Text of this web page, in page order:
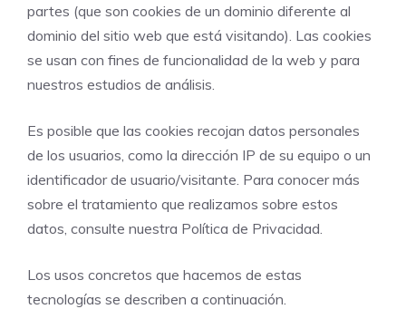
partes (que son cookies de un dominio diferente al
dominio del sitio web que está visitando). Las cookies
se usan con fines de funcionalidad de la web y para
nuestros estudios de análisis.
Es posible que las cookies recojan datos personales
de los usuarios, como la dirección IP de su equipo o un
identificador de usuario/visitante. Para conocer más
sobre el tratamiento que realizamos sobre estos
datos, consulte nuestra Política de Privacidad.
Los usos concretos que hacemos de estas
tecnologías se describen a continuación.